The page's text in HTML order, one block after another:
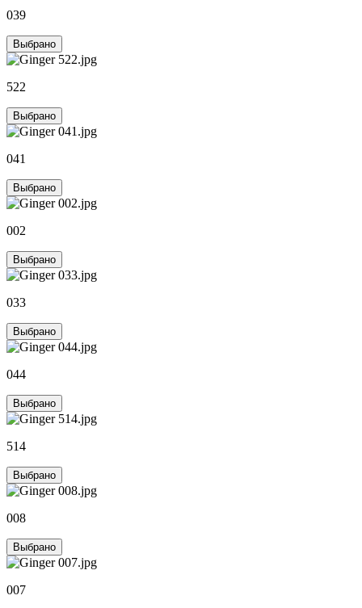
039
Выбрано
522
Выбрано
041
Выбрано
002
Выбрано
033
Выбрано
044
Выбрано
514
Выбрано
008
Выбрано
007